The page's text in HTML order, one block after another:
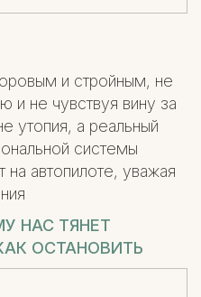
и стройным, не
и не чувствуя вину за
утопия, а реальный
системы
на автопилоте, уважая
НАС ТЯНЕТ
ОСТАНОВИТЬ